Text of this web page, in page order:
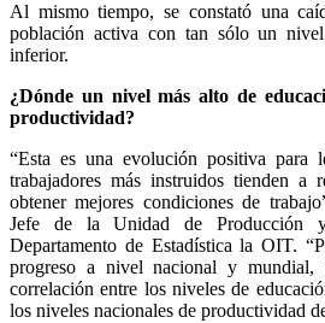
Al mismo tiempo, se constató una
población activa con tan sólo un
inferior.
¿Dónde un nivel más alto de
productividad?
“Esta es una evolución positiva para
trabajadores más instruidos tienden a
obtener mejores condiciones de
Jefe de la Unidad de Producción
Departamento de Estadística la OIT.
progreso a nivel nacional y mundial,
correlación entre los niveles de
los niveles nacionales de productividad